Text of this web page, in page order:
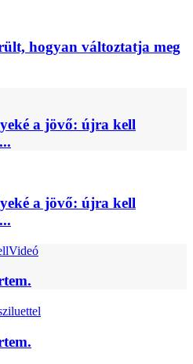
hogyan változtatja meg
a jövő: újra kell
a jövő: újra kell
Videó